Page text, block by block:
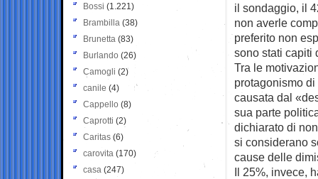
il sondaggio, il
non averle
preferito non
sono stati capiti
Tra le
protagonismo
causata dal
sua parte
dichiarato di
si considerano
cause delle
Il 25%, invece,
Bossi (1.221)
Brambilla (38)
Brunetta (83)
Burlando (26)
Camogli (2)
canile (4)
Cappello (8)
Caprotti (2)
Caritas (6)
carovita (170)
casa (247)